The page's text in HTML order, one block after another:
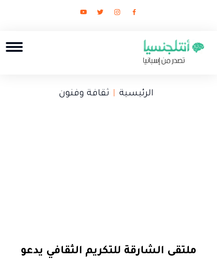
الرئيسية ثقافة وفنون
ملتقى الشارقة للتكريم الثقافي يدعو